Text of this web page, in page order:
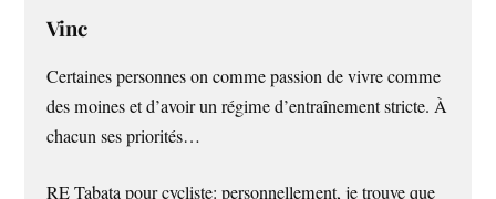
Vinc
Certaines personnes on comme passion de vivre comme
des moines et d’avoir un régime d’entraînement stricte. À
chacun ses priorités…
RE Tabata pour cycliste: personnellement, je trouve que